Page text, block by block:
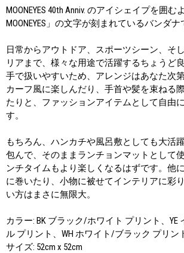
MOONEYES 40th Anniv. のアイシェイプを囲む
MOONEYES」の文字が刻まれているバンダナ
日常からアウトドア、スポーツシーン、そ
リアまで、様々な用途で活躍するちょうど
手で扱いやすいため、アレンジはあなた次
カーフ風に楽しんだり、手首や髪を束ねる
たりと、ファッションアイテムとして自由
す。
もちろん、ハンカチや風呂敷としても大活
包んで、そのままランチョンマットとして
ンチタイムもより楽しくなるはずです。他
に巻いたり、小物に被せてインテリアに彩
い方はまさに無限大。
カラー: BK ブラック/ホワイト プリント、YE
ル プリント、WH ホワイト/ブラック プリン
サイズ: 52cm x 52cm